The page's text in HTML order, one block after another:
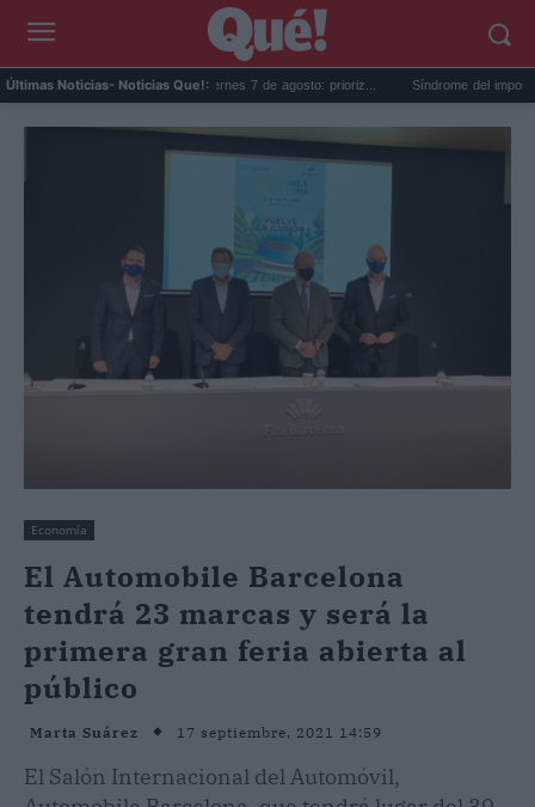
Últimas Noticias- Noticias Que!:
Horóscopo de Leo hoy, viernes 7 de agosto: prioriz... Síndrome del impostor
Economía
El Automobile Barcelona
tendrá 23 marcas y será la
primera gran feria abierta al
público
Marta Suárez 17 septiembre, 2021 14:59
El Salón Internacional del Automóvil,